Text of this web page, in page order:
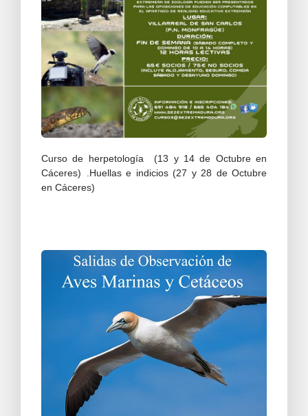
Curso de herpetología (13 y 14 de Octubre en
Cáceres) .Huellas e indicios (27 y 28 de Octubre
en Cáceres)